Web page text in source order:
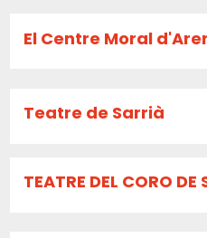
El Centre Moral
Teatre de Sarrià
TEATRE DEL CORO DE